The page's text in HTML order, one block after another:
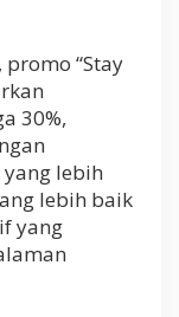
“Stay
30%,
lebih
lebih baik
yang